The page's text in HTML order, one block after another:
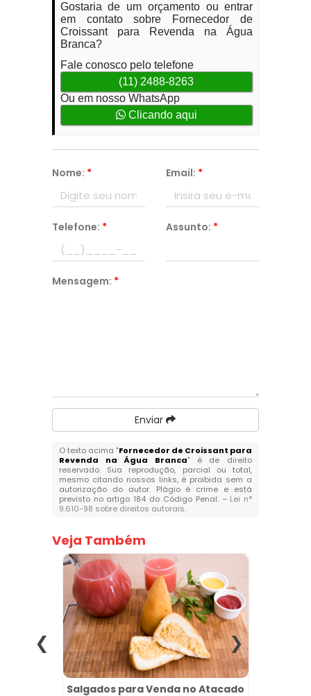
Gostaria de um orçamento ou entrar
em contato sobre Fornecedor de
Croissant para Revenda na Água
Branca?
Fale conosco pelo telefone
(11) 2488-8263
Ou em nosso WhatsApp
Clicando aqui
Nome: * Email: *
Telefone: * Assunto: *
Mensagem: *
Enviar
O texto acima "Fornecedor de Croissant para
Revenda na Água Branca" é de direito
reservado. Sua reprodução, parcial ou total,
mesmo citando nossos links, é proibida sem a
autorização do autor. Plágio é crime e está
previsto no artigo 184 do Código Penal. – Lei n°
9.610-98 sobre direitos autorais.
Veja Também
Salgados para Venda no Atacado